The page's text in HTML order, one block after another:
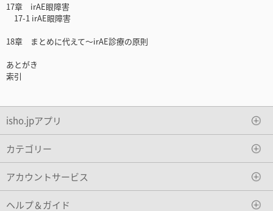
17章 irAE眼障害
17-1 irAE眼障害
18章 まとめに代えて～irAE診療の原則
あとがき
索引
isho.jpアプリ
カテゴリー
アカウントサービス
ヘルプ＆ガイド